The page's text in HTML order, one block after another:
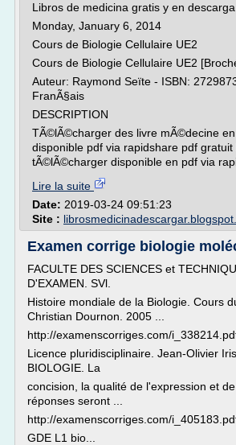
Libros de medicina gratis y en descarga
Monday, January 6, 2014
Cours de Biologie Cellulaire UE2
Cours de Biologie Cellulaire UE2
Auteur: Raymond Seïte - ISBN:
FranÃ§ais
DESCRIPTION
TÃ©lÃ©charger des livre mÃ©decine
disponible pdf via rapidshare pdf gratuit
tÃ©lÃ©charger disponible en pdf via
Lire la suite
Date: 2019-03-24 09:51:23
Site :
Examen corrige biologie
FACULTE DES SCIENCES et
D'EXAMEN. SVl.
Histoire mondiale de la Biologie. Cours
Christian Dournon. 2005 ...
http://examenscorriges.com/
Licence pluridisciplinaire. Jean-Olivier
BIOLOGIE. La
concision, la qualité de l'expression et
réponses seront ...
http://examenscorriges.com/
GDE L1 bio...